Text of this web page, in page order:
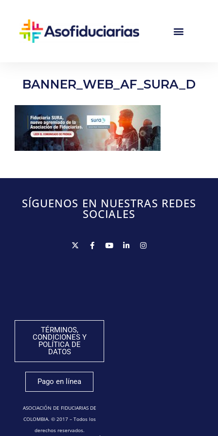
BANNER_WEB_AF_SURA_D
SÍGUENOS EN NUESTRAS REDES
SOCIALES
TÉRMINOS,
CONDICIONES Y
POLÍTICA DE
DATOS
Pago en línea
ASOCIACIÓN DE FIDUCIARIAS DE
COLOMBIA. © 2017 – Todos los
derechos reservados.